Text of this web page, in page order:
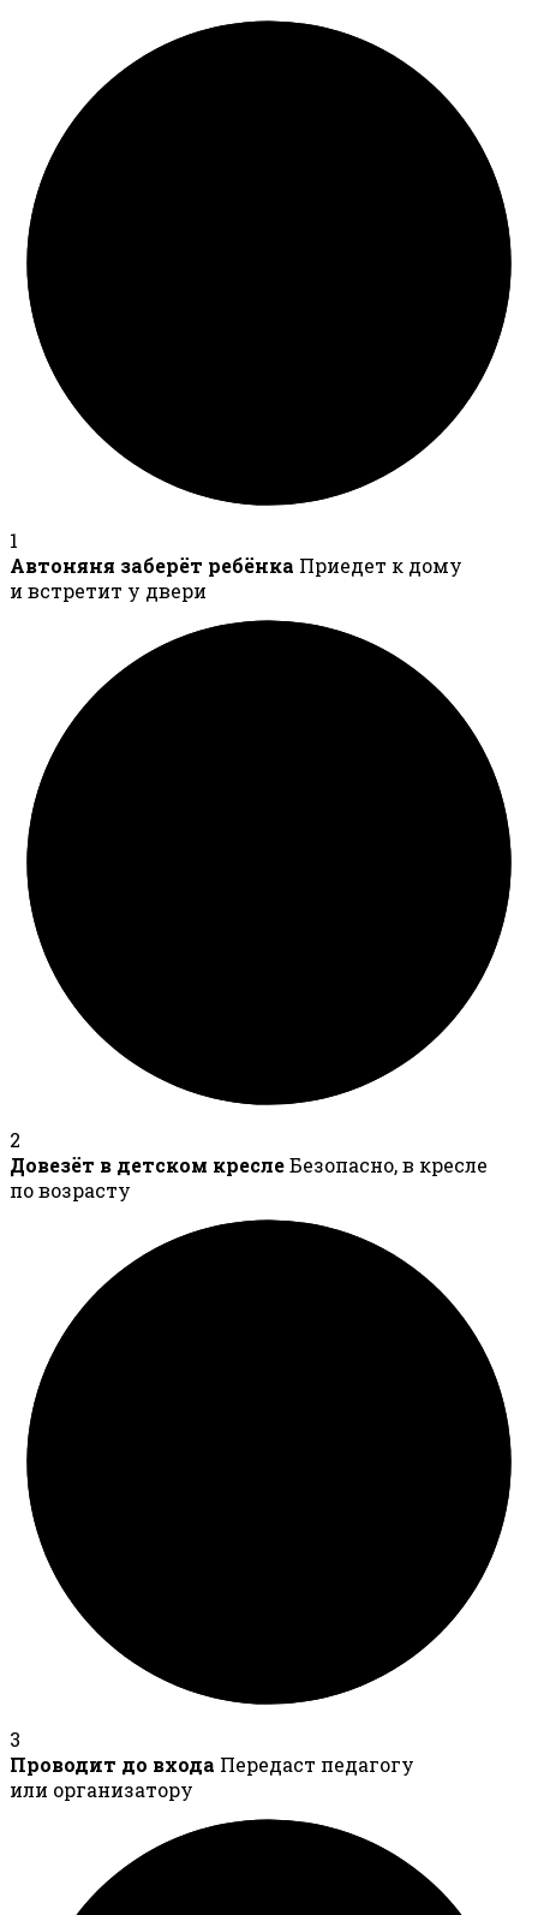
1
Автоняня заберёт ребёнка Приедет к дому
и встретит у двери
2
Довезёт в детском креслеБезопасно, в кресле
по возрасту
3
Проводит до входа Передаст педагогу
или организатору